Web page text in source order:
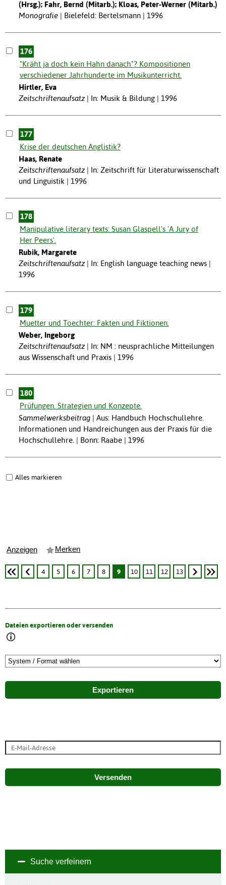
(Hrsg.); Fahr, Bernd (Mitarb.); Kloas, Peter-Werner (Mitarb.)
Monografie
Bielefeld: Bertelsmann | 1996
176
"Kräht ja doch kein Hahn danach"? Kompositionen
verschiedener Jahrhunderte im Musikunterricht.
Hirtler, Eva
Zeitschriftenaufsatz
In: Musik & Bildung | 1996
177
Krise der deutschen Anglistik?
Haas, Renate
Zeitschriftenaufsatz
In: Zeitschrift für Literaturwissenschaft
und Linguistik | 1996
178
Manipulative literary texts: Susan Glaspell's 'A Jury of
Her Peers'.
Rubik, Margarete
Zeitschriftenaufsatz
In: English language teaching news |
1996
179
Muetter und Toechter: Fakten und Fiktionen.
Weber, Ingeborg
Zeitschriftenaufsatz
In: NM : neusprachliche Mitteilungen
aus Wissenschaft und Praxis | 1996
180
Prüfungen. Strategien und Konzepte.
Sammelwerksbeitrag
Aus: Handbuch Hochschullehre.
Informationen und Handreichungen aus der Praxis für die
Hochschullehre. | Bonn: Raabe | 1996
Alles markieren
Anzeigen Merken
4 5 6 7 8 9 10 11 12 13
Dateien exportieren oder versenden
Exportieren
Versenden
Suche verfeinern